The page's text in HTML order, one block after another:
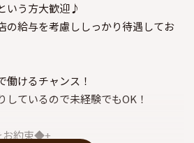
いう方大歓迎♪
の給与を考慮ししっかり待遇してお
働けるチャンス！
しているので未経験でもOK！
お約束◆+